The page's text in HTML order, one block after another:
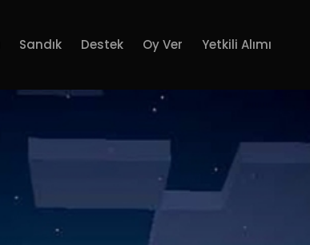
Sandık Destek Oy Ver Yetkili Alımı